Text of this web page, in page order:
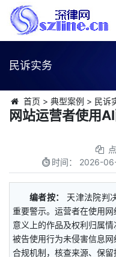
民诉实务
首页 > 典型案例 > 民诉
网站运营者使用
时间： 2026-
编者按：
天津法院判
重要警示。运营者在使用
意义上的作品及权利归属情
被告使用行为未侵害信息
合规机制，核查来源、保